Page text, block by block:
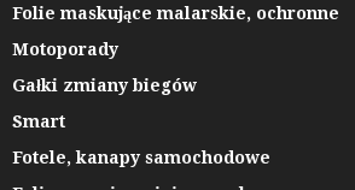
Folie maskujące malarskie, ochronne
Motoporady
Gałki zmiany biegów
Smart
Fotele, kanapy samochodowe